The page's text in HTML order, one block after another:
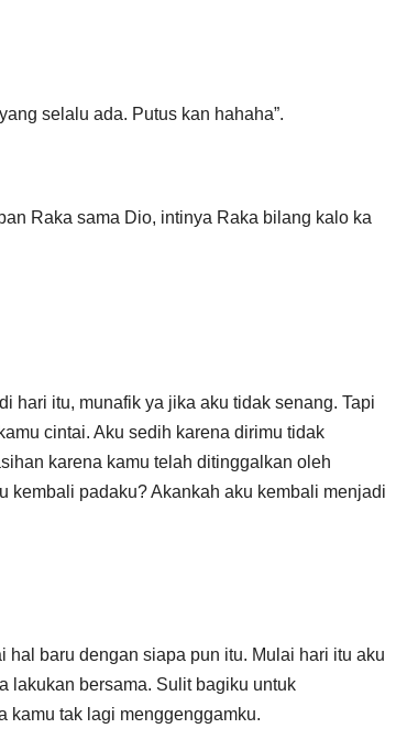
selalu ada. Putus kan hahaha”.
Raka sama Dio, intinya Raka bilang kalo ka
hari itu, munafik ya jika aku tidak senang. Tapi
cintai. Aku sedih karena dirimu tidak
karena kamu telah ditinggalkan oleh
kembali padaku? Akankah aku kembali menjadi
baru dengan siapa pun itu. Mulai hari itu aku
lakukan bersama. Sulit bagiku untuk
kamu tak lagi menggenggamku.